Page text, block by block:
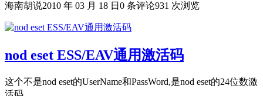
海南胡说2010 年 03 月 18 日 0 条评论931 次浏览
nod eset ESS/EAV通用激活码
这个不是nod eset的UserName和PassWord,是nod eset的24位数激
活码.